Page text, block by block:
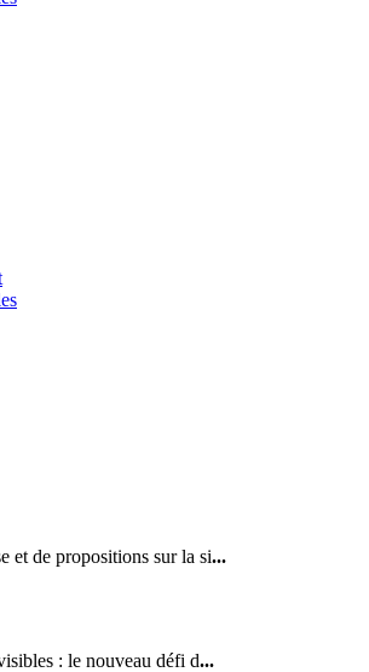
et de propositions sur la si...
: le nouveau défi d...